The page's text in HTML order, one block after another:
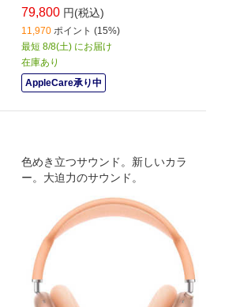
79,800 円(税込)
11,970 ポイント (15%)
最短 8/8(土) にお届け
在庫あり
AppleCare承り中
色めき立つサウンド。新しいカラ
ー。大迫力のサウンド。